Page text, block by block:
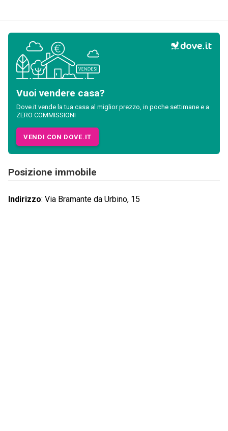
Vuoi vendere casa?
Dove.it vende la tua casa al miglior prezzo, in poche settimane e a
ZERO COMMISSIONI
VENDI CON DOVE.IT
Posizione immobile
Indirizzo: Via Bramante da Urbino, 15